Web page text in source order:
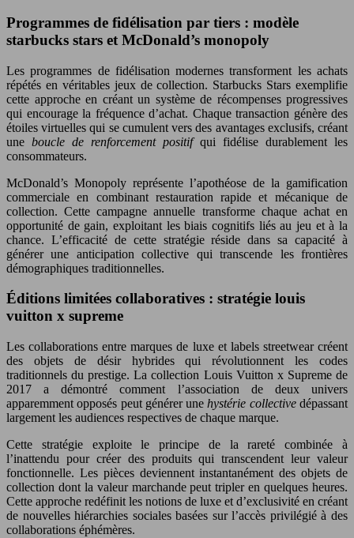
Programmes de fidélisation par tiers : modèle
starbucks stars et McDonald’s monopoly
Les programmes de fidélisation modernes transforment les achats
répétés en véritables jeux de collection. Starbucks Stars exemplifie
cette approche en créant un système de récompenses progressives
qui encourage la fréquence d’achat. Chaque transaction génère des
étoiles virtuelles qui se cumulent vers des avantages exclusifs, créant
une boucle de renforcement positif qui fidélise durablement les
consommateurs.
McDonald’s Monopoly représente l’apothéose de la gamification
commerciale en combinant restauration rapide et mécanique de
collection. Cette campagne annuelle transforme chaque achat en
opportunité de gain, exploitant les biais cognitifs liés au jeu et à la
chance. L’efficacité de cette stratégie réside dans sa capacité à
générer une anticipation collective qui transcende les frontières
démographiques traditionnelles.
Éditions limitées collaboratives : stratégie louis
vuitton x supreme
Les collaborations entre marques de luxe et labels streetwear créent
des objets de désir hybrides qui révolutionnent les codes
traditionnels du prestige. La collection Louis Vuitton x Supreme de
2017 a démontré comment l’association de deux univers
apparemment opposés peut générer unehystérie collectivedépassant
largement les audiences respectives de chaque marque.
Cette stratégie exploite le principe de la rareté combinée à
l’inattendu pour créer des produits qui transcendent leur valeur
fonctionnelle. Les pièces deviennent instantanément des objets de
collection dont la valeur marchande peut tripler en quelques heures.
Cette approche redéfinit les notions de luxe et d’exclusivité en créant
de nouvelles hiérarchies sociales basées sur l’accès privilégié à des
collaborations éphémères.